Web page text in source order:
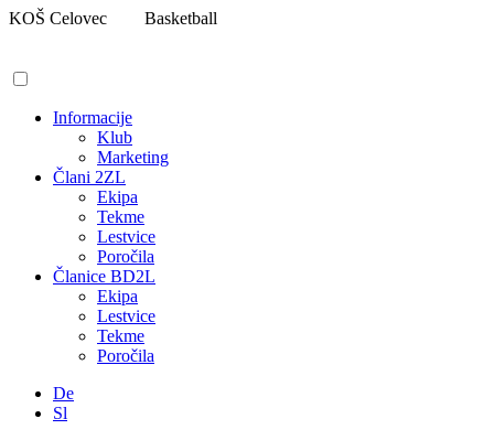
Pojdi
KOŠ Celovec Basketball
Informacije
Klub
Marketing
Člani 2ZL
Ekipa
Tekme
Lestvice
Poročila
Članice BD2L
Ekipa
Lestvice
Tekme
Poročila
De
Sl